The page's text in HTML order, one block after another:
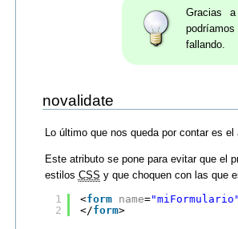
Gracias
fallando.
novalidate
Lo último que nos queda por contar es
Este atributo se pone para evitar que el
estilos CSS y que choquen con las que
1
2
<form name=
</form>